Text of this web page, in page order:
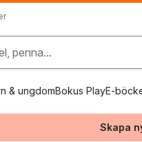
penna...
& ungdomBokus PlayE-
Skapa